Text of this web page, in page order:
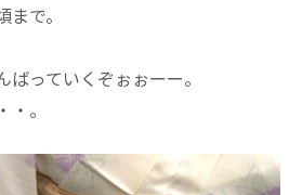
で。
っていくぞぉぉーー。
。